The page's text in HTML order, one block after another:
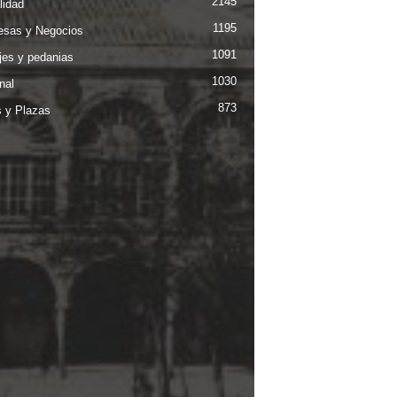
y Negocios 1195
y pedanias 1091
1030
y Plazas 873